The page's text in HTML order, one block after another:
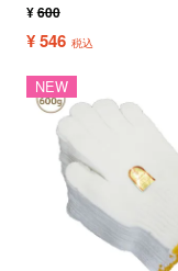
¥600
¥546 税込
NEW